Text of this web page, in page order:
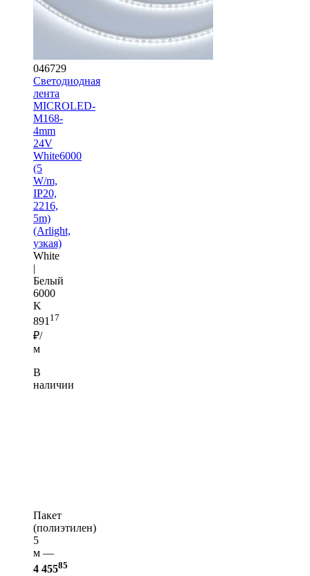
046729
Светодиодная
лента
MICROLED-
M168-
4mm
24V
White6000
(5
W/m,
IP20,
2216,
5m)
(Arlight,
узкая)
White
|
Белый
6000
K
891 17
₽/
м
В
наличии
Пакет
(полиэтилен)
5
м —
4 45585